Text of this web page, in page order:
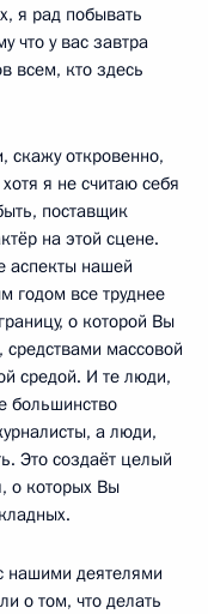
я рад побывать
что у вас завтра
всем, кто здесь
скажу откровенно,
я не считаю себя
поставщик
на этой сцене.
аспекты нашей
все труднее
о которой Вы
массовой
средой. И те люди,
большинство
а люди,
Это создаёт целый
о которых Вы
нашими деятелями
о том, что делать